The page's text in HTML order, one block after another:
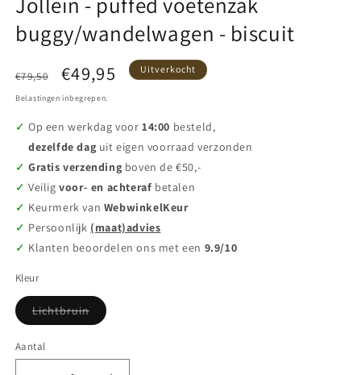
buggy/wandelwagen - biscuit
Normale
prijs
€79,50 Aanbiedingsprijs
€49,95 Uitverkocht
Belastingen inbegrepen.
Op een werkdag voor 14:00 besteld,
dezelfde dag uit eigen voorraad verzonden
Gratis verzending boven de €50,-
Veiligvoor- en achteraf betalen
Keurmerk van WebwinkelKeur
Persoonlijk (maat)advies
Klanten beoordelen ons met een 9.9/10
Kleur
LichtbruinVariant
uitverkocht
Aantal
Aantal